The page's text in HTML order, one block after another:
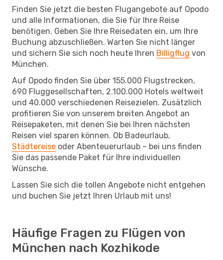
Finden Sie jetzt die besten Flugangebote auf Opodo
und alle Informationen, die Sie für Ihre Reise
benötigen. Geben Sie Ihre Reisedaten ein, um Ihre
Buchung abzuschließen. Warten Sie nicht länger
und sichern Sie sich noch heute Ihren Billigflug von
München.
Auf Opodo finden Sie über 155.000 Flugstrecken,
690 Fluggesellschaften, 2.100.000 Hotels weltweit
und 40.000 verschiedenen Reisezielen. Zusätzlich
profitieren Sie von unserem breiten Angebot an
Reisepaketen, mit denen Sie bei Ihren nächsten
Reisen viel sparen können. Ob Badeurlaub,
Städtereise oder Abenteuerurlaub – bei uns finden
Sie das passende Paket für Ihre individuellen
Wünsche.
Lassen Sie sich die tollen Angebote nicht entgehen
und buchen Sie jetzt Ihren Urlaub mit uns!
Häufige Fragen zu Flügen von
München nach Kozhikode